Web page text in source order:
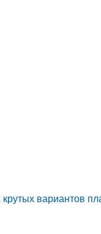
вариантов